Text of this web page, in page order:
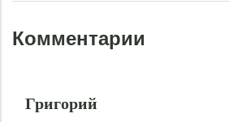
Комментарии
Григорий